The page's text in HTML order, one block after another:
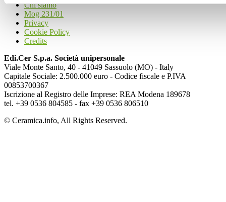
Chi siamo
Mog 231/01
Privacy
Cookie Policy
Credits
Edi.Cer S.p.a. Società unipersonale
Viale Monte Santo, 40 - 41049 Sassuolo (MO) - Italy
Capitale Sociale: 2.500.000 euro - Codice fiscale e P.IVA
00853700367
Iscrizione al Registro delle Imprese: REA Modena 189678
tel. +39 0536 804585 - fax +39 0536 806510
© Ceramica.info, All Rights Reserved.